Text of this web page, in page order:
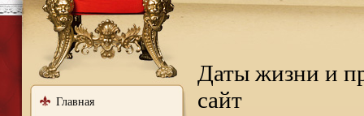
Главная
Даты жизни и
сайт